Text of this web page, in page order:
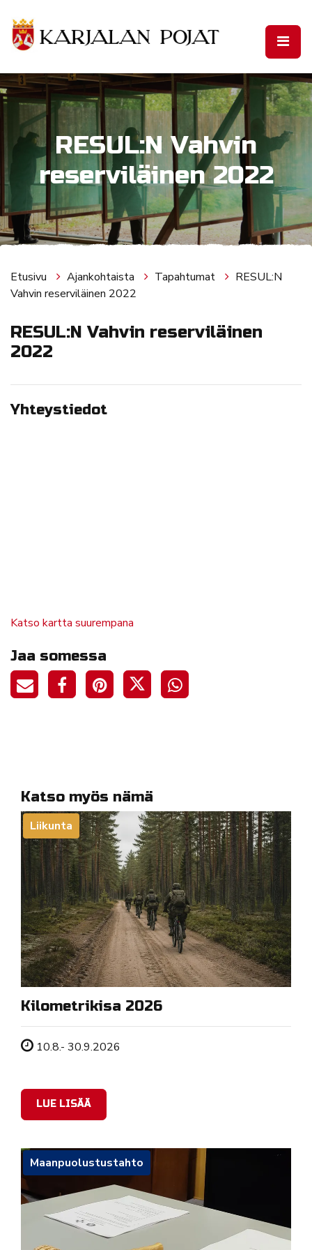
RESUL:N Vahvin
reserviläinen 2022
Etusivu Ajankohtaista Tapahtumat
RESUL:N
Vahvin reserviläinen 2022
RESUL:N Vahvin reserviläinen
2022
Yhteystiedot
Katso kartta suurempana
Jaa somessa
Katso myös nämä
Liikunta
Kilometrikisa 2026
Tapahtuman ajankohta
10.8.- 30.9.2026
LUE LISÄÄ
Maanpuolustustahto